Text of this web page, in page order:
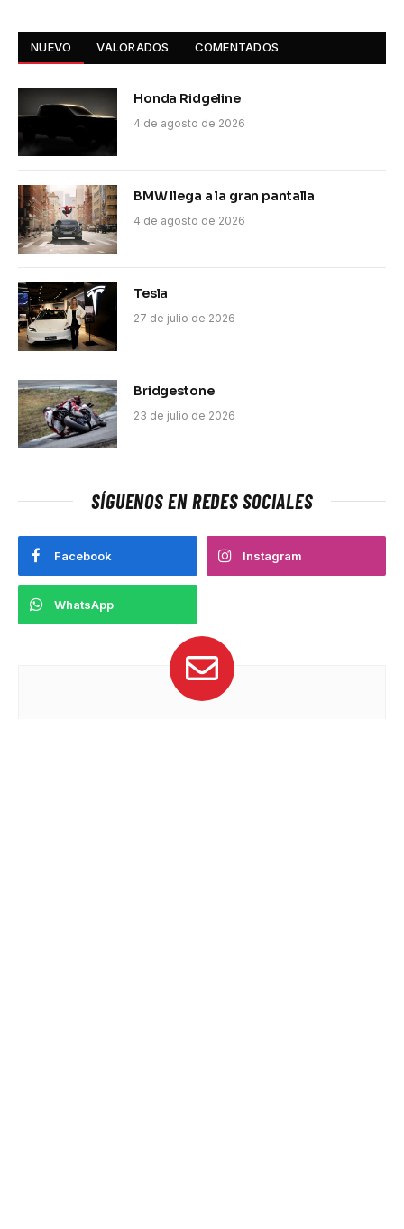
NUEVO VALORADOS COMENTADOS
Honda Ridgeline
4 de agosto de 2026
BMW llega a la gran pantalla
4 de agosto de 2026
Tesla
27 de julio de 2026
Bridgestone
23 de julio de 2026
SÍGUENOS EN REDES SOCIALES
Facebook Instagram
WhatsApp